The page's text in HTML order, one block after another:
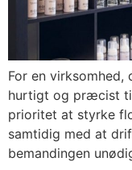
For en
hurtigt og præcist
prioritet at styrke
samtidig med at
bemandingen